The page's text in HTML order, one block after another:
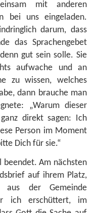
mit anderen
bei uns eingeladen.
darum, dass
das Sprachengebet
gut sein solle. Sie
aufwache und an
zu wissen, welches
dann brauche man
„Warum dieser
direkt sagen: Ich
Person im Moment
Dich für sie.“
beendet. Am nächsten
auf ihrem Platz,
der Gemeinde
ich erschüttert, im